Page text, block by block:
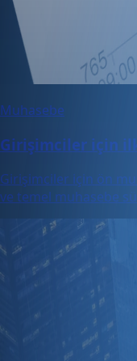
Muhasebe
Girişimciler için
Girişimciler için ön
ve temel muhasebe